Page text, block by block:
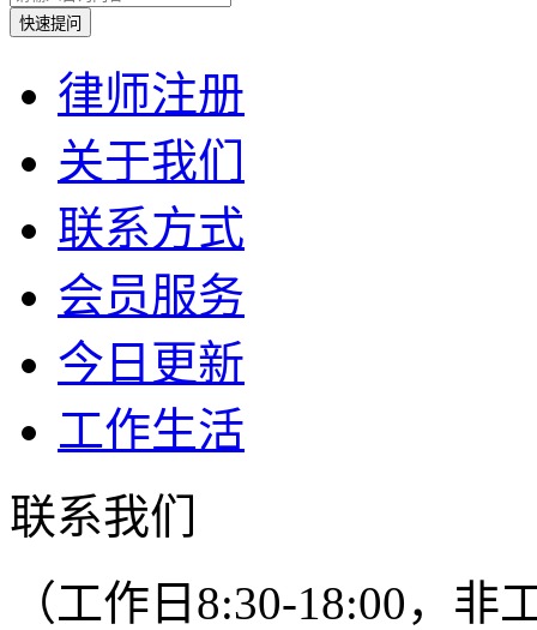
律师注册
关于我们
联系方式
会员服务
今日更新
工作生活
联系我们
（工作日8:30-18:00，非